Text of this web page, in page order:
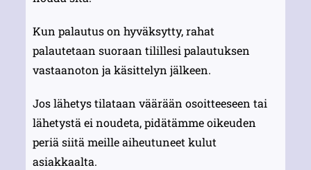
Kun palautus on hyväksytty, rahat
palautetaan suoraan tilillesi palautuksen
vastaanoton ja käsittelyn jälkeen.
Jos lähetys tilataan väärään osoitteeseen tai
lähetystä ei noudeta, pidätämme oikeuden
periä siitä meille aiheutuneet kulut
asiakkaalta.